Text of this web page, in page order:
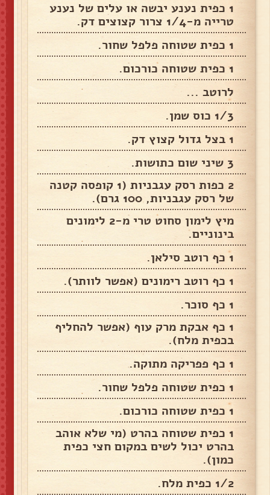
1 כפית נענע יבשה או עלים של נענע
טרייה מ-1/4 צרור קצוצים דק.
1 כפית שטוחה פלפל שחור.
1 כפית שטוחה כורכום.
לרוטב ...
1/3 כוס שמן.
1 בצל גדול קצוץ דק.
3 שיני שום כתושות.
2 כפות רסק עגבניות (1 קופסה קטנה
של רסק עגבניות, 100 גרם).
מיץ לימון סחוט טרי מ-2 לימונים
בינוניים.
1 כף רוטב סילאן.
1 כף רוטב רימונים (אפשר לוותר).
1 כף סוכר.
1 כף אבקת מרק עוף (אפשר להחליף
בכפית מלח).
1 כף פפריקה מתוקה.
1 כפית שטוחה פלפל שחור.
1 כפית שטוחה כורכום.
1 כפית שטוחה בהרט (מי שלא אוהב
בהרט יכול לשים במקום חצי כפית
כמון).
1/2 כפית מלח.